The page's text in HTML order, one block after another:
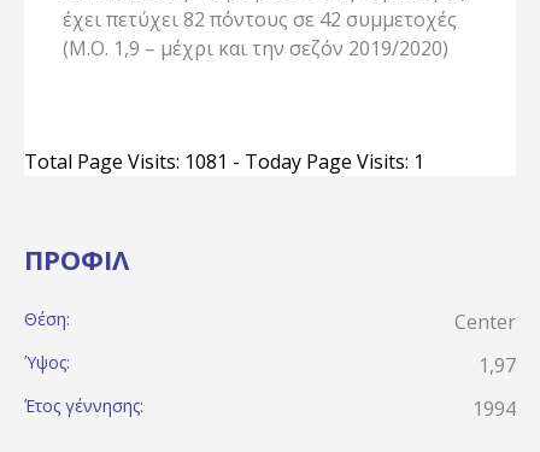
έχει πετύχει 82 πόντους σε 42 συμμετοχές
(Μ.Ο. 1,9 – μέχρι και την σεζόν 2019/2020)
Total Page Visits: 1081 - Today Page Visits: 1
ΠΡΟΦΊΛ
Θέση: Center
Ύψος: 1,97
Έτος γέννησης: 1994